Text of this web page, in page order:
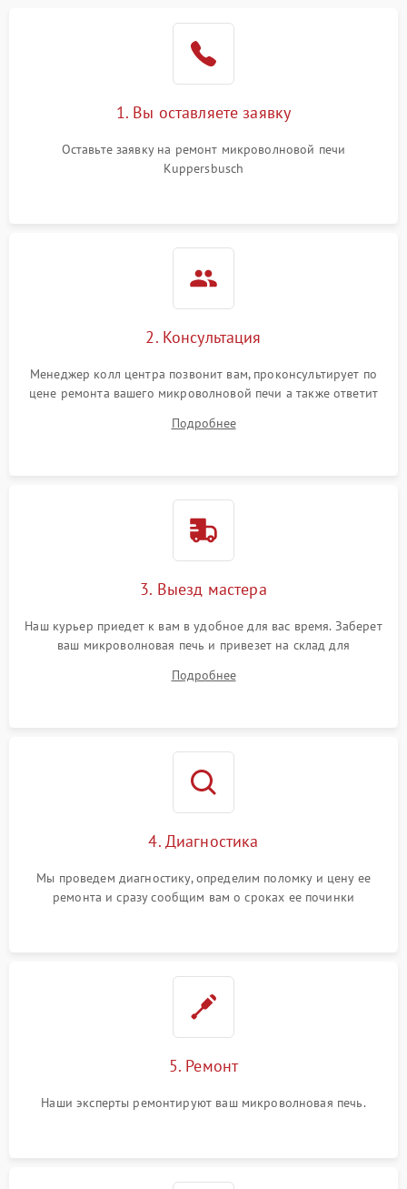
2400 ₽ Подробнее →
2000 ₽
1. Вы оставляете заявку
Оставьте заявку на ремонт микроволновой печи
Kuppersbusch
2. Консультация
Менеджер колл центра позвонит вам, проконсультирует по
цене ремонта вашего микроволновой печи а также ответит
Подробнее
3. Выезд мастера
Наш курьер приедет к вам в удобное для вас время. Заберет
ваш микроволновая печь и привезет на склад для
Подробнее
4. Диагностика
Мы проведем диагностику, определим поломку и цену ее
ремонта и сразу сообщим вам о сроках ее починки
5. Ремонт
Наши эксперты ремонтируют ваш микроволновая печь.